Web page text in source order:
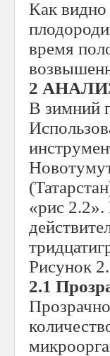
Как видно
время
2
В зимний
«рис 2.2».
Рисунок
2.1